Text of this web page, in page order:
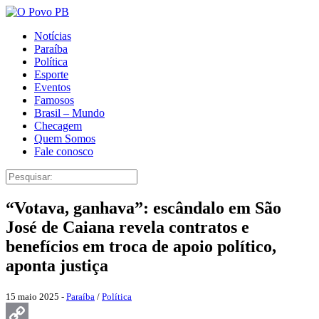
Notícias
Paraíba
Política
Esporte
Eventos
Famosos
Brasil – Mundo
Checagem
Quem Somos
Fale conosco
“Votava, ganhava”: escândalo em São
José de Caiana revela contratos e
benefícios em troca de apoio político,
aponta justiça
15 maio 2025 - Paraíba / Política